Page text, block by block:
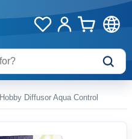
Hobby Diffusor Aqua Control